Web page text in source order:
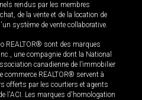
rendus par les membres
de la vente et de la location de
système de vente collaborative.
REALTOR® sont des marques
une compagnie dont la National
canadienne de l’immobilier
commerce REALTOR® servent à
offerts par les courtiers et agents
l'ACI. Les marques d'homologation